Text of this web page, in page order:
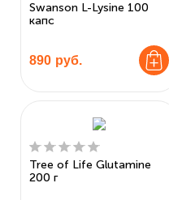
Swanson L-Lysine 100
капс
890 руб.
Tree of Life Glutamine
200 г